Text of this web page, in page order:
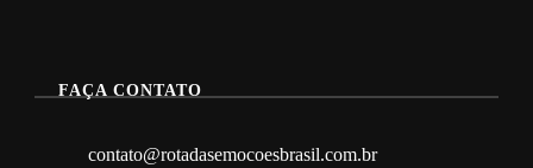
FAÇA CONTATO
contato@rotadasemocoesbrasil.com.br